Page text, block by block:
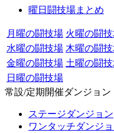
曜日闘技場まとめ
月曜の闘技場 火曜の闘
水曜の闘技場 木曜の闘
金曜の闘技場 土曜の闘
日曜の闘技場
常設/定期開催ダンジョン
ステージダンジョン
ワンタッチダンジ